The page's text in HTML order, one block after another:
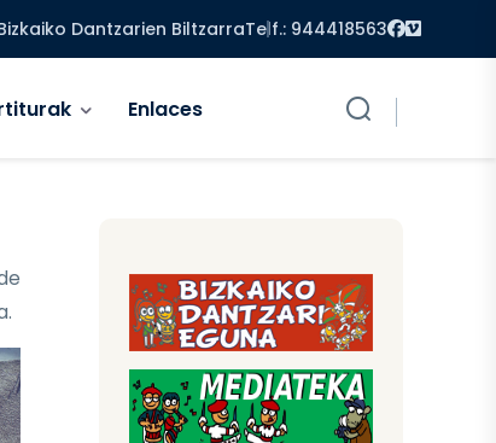
Dantzarien BiltzarraTelf.: 944418563 Facebook
Vimeo
Enlaces